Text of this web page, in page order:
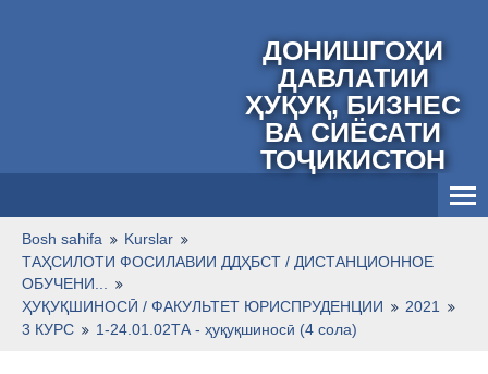
ДОНИШГОҲИ
ДАВЛАТИИ
ҲУҚУҚ, БИЗНЕС
ВА СИЁСАТИ
ТОҶИКИСТОН
O'zbekcha ‎(uz)‎
Bosh sahifa
Kurslar
ТАҲСИЛОТИ ФОСИЛАВИИ ДДҲБСТ / ДИСТАНЦИОННОЕ
ОБУЧЕНИ...
ҲУҚУҚШИНОСӢ / ФАКУЛЬТЕТ ЮРИСПРУДЕНЦИИ
2021
3 КУРС
1-24.01.02ТА - ҳуқуқшиносӣ (4 сола)